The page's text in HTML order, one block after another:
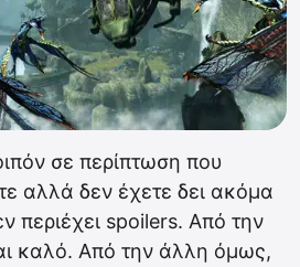
σε περίπτωση που
αλλά δεν έχετε δει ακόμα
περιέχει spoilers. Από την
καλό. Από την άλλη όμως,